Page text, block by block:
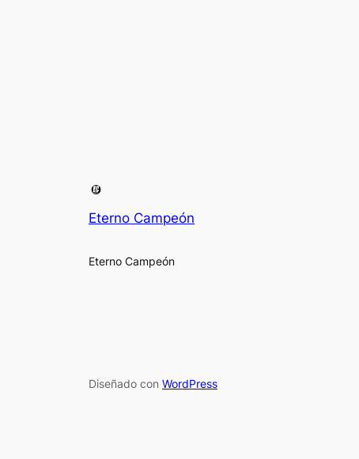
Eterno Campeón
Eterno Campeón
Diseñado con WordPress